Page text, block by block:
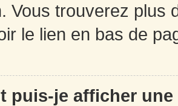
Vous trouverez plus
le lien en bas de
puis-je afficher